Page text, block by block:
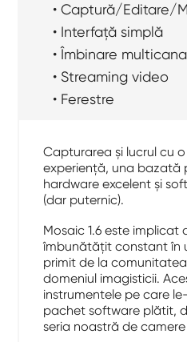
• Captură/Editare/
• Interfață simplă
• Îmbinare
• Streaming video
• Ferestre
Capturarea și lucrul cu
experiență, una bazată
hardware excelent și
(dar puternic).
Mosaic 1.6 este implicat
îmbunătățit constant în
primit de la
domeniul imagisticii.
instrumentele pe care
pachet software plătit,
seria noastră de